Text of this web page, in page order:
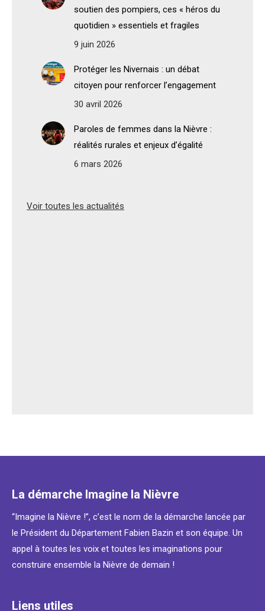
soutien des pompiers, ces « héros du
quotidien » essentiels et fragiles
9 juin 2026
Protéger les Nivernais : un débat
citoyen pour renforcer l’engagement
30 avril 2026
Paroles de femmes dans la Nièvre :
réalités rurales et enjeux d’égalité
6 mars 2026
Voir toutes les actualités
La démarche Imagine la Nièvre
“Imagine la Nièvre !”, c’est le nom de la démarche lancée par
le Président du Département Fabien Bazin et son équipe. Un
appel à toutes les voix et toutes les imaginations pour
construire ensemble la Nièvre de demain !
Liens utiles